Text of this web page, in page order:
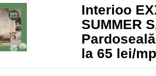
Interioo
SUMMER
la 65 lei/
reducere